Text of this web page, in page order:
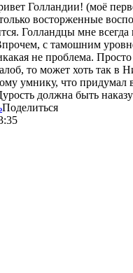
Голландии! (моё
восторженные
Голландцы мне всегда
с тамошним
не проблема.
то может хоть так в
умнику, что придумал
должна быть
Поделиться